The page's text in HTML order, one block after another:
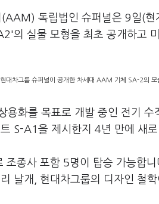
독립법인 슈퍼널은 9일(
의 실물 모형을 최초 공개하고
현대차그룹 슈퍼널이 공개한 차세대 AAM 기체 SA-2의
용화를 목표로 개발 중인 전기
S-A1을 제시한지 4년 만에 새로
종사 포함 5명이 탑승 가능합
날개, 현대차그룹의 디자인 철